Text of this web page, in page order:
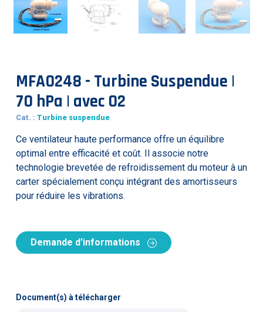
MFA0248 - Turbine Suspendue |
70 hPa | avec O2
Cat. : Turbine suspendue
Ce ventilateur haute performance offre un équilibre
optimal entre efficacité et coût. Il associe notre
technologie brevetée de refroidissement du moteur à un
carter spécialement conçu intégrant des amortisseurs
pour réduire les vibrations.
Demande d'informations
Document(s) à télécharger